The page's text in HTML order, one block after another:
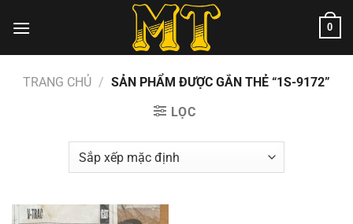
đến
0
TRANG CHỦ / SẢN PHẨM ĐƯỢC GẮN THẺ “1S-9172”
LỌC